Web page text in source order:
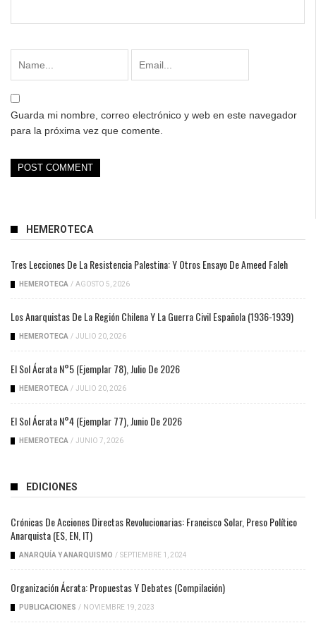
Guarda mi nombre, correo electrónico y web en este navegador
para la próxima vez que comente.
HEMEROTECA
Tres Lecciones De La Resistencia Palestina: Y Otros Ensayo De Ameed Faleh
HEMEROTECA / AGOSTO 5, 2026
Los Anarquistas De La Región Chilena Y La Guerra Civil Española (1936-1939)
HEMEROTECA / JULIO 20, 2026
El Sol Ácrata N°5 (ejemplar 78), Julio De 2026
HEMEROTECA / JULIO 20, 2026
El Sol Ácrata N°4 (ejemplar 77), Junio De 2026
HEMEROTECA / JUNIO 7, 2026
EDICIONES
Crónicas De Acciones Directas Revolucionarias: Francisco Solar, Preso Político
Anarquista (ES, EN, IT)
ANARQUÍA Y ANARQUISMO / SEPTIEMBRE 1, 2024
Organización Ácrata: Propuestas Y Debates (compilación)
PUBLICACIONES / NOVIEMBRE 19, 2023